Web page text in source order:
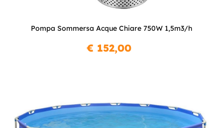
Pompa Sommersa Acque Chiare 750W 1,5m3/h
€ 152,00